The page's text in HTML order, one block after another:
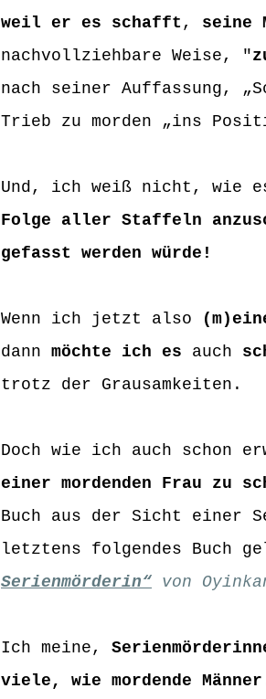
weil er es schafft , seine
nachvollziehbare Weise, "
nach seiner Auffassung,
Trieb zu morden „ins
Und, ich weiß nicht, wie
Folge aller Staffeln
gefasst werden würde!
Wenn ich jetzt also
dann möchte ich es auch
trotz der Grausamkeiten.
Doch wie ich auch schon
einer mordenden Frau zu
Buch aus der Sicht einer
letztens folgendes Buch
Serienmörderin“ von
Ich meine,
viele, wie mordende Männer